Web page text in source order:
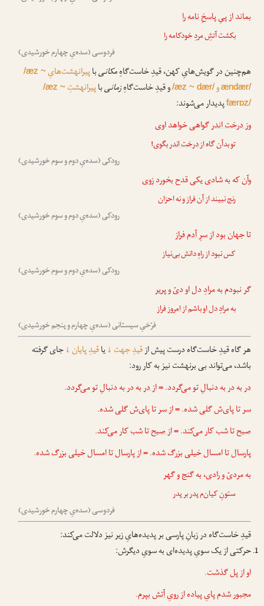
بمانداز پیِ پاسخِ نامه را
بکشت آتشِ مردِ خودکامه را
فردوسی (سده‌یِ چهارم خورشیدی)
هم‌چنین در گویش‌هایِ کهن، قیدِ خاست‌گاهِمکانیباپیرانهشت‌هایِ/æz ~
ændær/و/æz ~ dær/و قیدِ خاست‌گاهِزمانیباپیرانهشتِ /æz ~
færɒz/پدیدار می‌شوند:
وز درخت اندرگواهی خواهد اوی
تو بدآن گاهاز درخت اندربگوی!
رودکی (سده‌یِ دوم و سوم خورشیدی)
وآن که به شادی یکی قدح بخورد زوی
رنج نبینداز آن فرازو نه احزان
رودکی (سده‌یِ دوم و سوم خورشیدی)
تا جهان بوداز سرِ آدم فراز
کس نبود از راهِ دانش بی‌نیاز
رودکی (سده‌یِ دوم و سوم خورشیدی)
گر نبودم به مرادِ دل او دیّ و پریر
به مرادِ دل او باشماز امروز فراز
فرّخیِ سیستانی (سده‌یِ چهارم و پنجم خورشیدی)
هر گاه قیدِ خاست‌گاه درست پیش ازقیدِ جهت↓یاقیدِ پایان↓جای گرفته
باشد، می‌تواند بی برنهشت نیز به کار رود:
دربه در به دنبالِ تو می‌گردد. =از دربه در به دنبالِ تو می‌گردد.
سرتا پای‌ش گلی شده. =از سرتا پای‌ش گلی شده.
صبحتا شب کار می‌کند. =از صبحتا شب کار می‌کند.
پارسالتا امسال خیلی بزرگ شده. =از پارسالتا امسال خیلی بزرگ شده.
به مردیّ و رادی، به گنج و گهر
ستونِ کیان‌مپدربر پدر
فردوسی (سده‌یِ چهارم خورشیدی)
قیدِ خاست‌گاه در زبانِ پارسی بر پدیده‌هایِ زیر نیز دلالت می‌کند:
حرکتی از یک سویِ پدیده‌ای به سویِ دیگرش:
اواز پلگذشت.
مجبور شدم پایِ پیادهاز رویِ آتشبپرم.